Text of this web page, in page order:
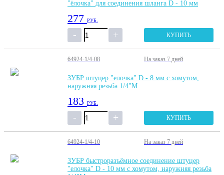
"ёлочка" для соединения шланга D - 10 мм
277 РУБ.
КУПИТЬ
64924-1/4-08 На заказ 7 дней
ЗУБР штуцер "елочка" D - 8 мм с хомутом,
наружняя резьба 1/4"M
183 РУБ.
КУПИТЬ
64924-1/4-10 На заказ 7 дней
ЗУБР быстроразъёмное соединение штуцер
"елочка" D - 10 мм с хомутом, наружняя резьба